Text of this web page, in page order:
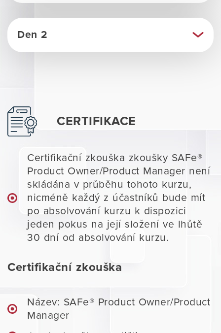
Den 2
CERTIFIKACE
Certifikační zkouška zkoušky SAFe®
Product Owner/Product Manager není
skládána v průběhu tohoto kurzu,
nicméně každý z účastníků bude mít
po absolvování kurzu k dispozici
jeden pokus na její složení ve lhůtě
30 dní od absolvování kurzu.
Certifikační zkouška
Název: SAFe® Product Owner/Product
Manager